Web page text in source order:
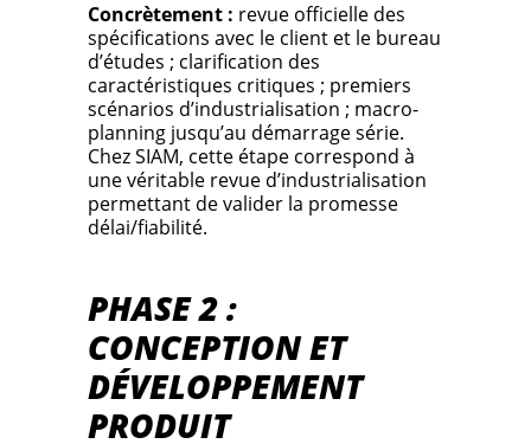
Concrètement : revue officielle des
spécifications avec le client et le bureau
d’études ; clarification des
caractéristiques critiques ; premiers
scénarios d’industrialisation ; macro-
planning jusqu’au démarrage série.
Chez SIAM, cette étape correspond à
une véritable revue d’industrialisation
permettant de valider la promesse
délai/fiabilité.
PHASE 2 :
CONCEPTION ET
DÉVELOPPEMENT
PRODUIT